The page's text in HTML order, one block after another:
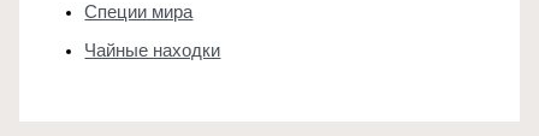
Специи мира
Чайные находки